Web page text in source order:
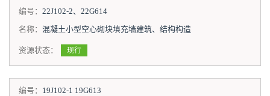
编号： 22J102-2、22G614
名称： 混凝土小型空心砌块填充墙建筑、结构构造
资源状态： 现行
编号： 19J102-1 19G613